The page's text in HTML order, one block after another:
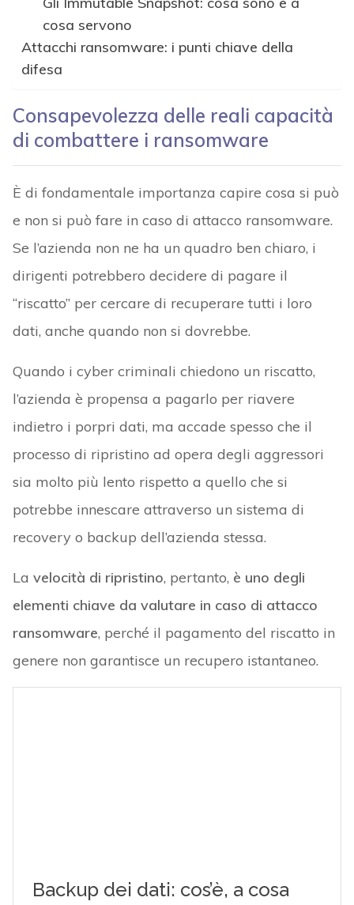
cosa servono
Attacchi ransomware: i punti chiave della
difesa
Consapevolezza delle reali capacità
di combattere i ransomware
È di fondamentale importanza capire cosa si può
e non si può fare in caso di attacco ransomware.
Se l’azienda non ne ha un quadro ben chiaro, i
dirigenti potrebbero decidere di pagare il
“riscatto” per cercare di recuperare tutti i loro
dati, anche quando non si dovrebbe.
Quando i cyber criminali chiedono un riscatto,
l’azienda è propensa a pagarlo per riavere
indietro i porpri dati, ma accade spesso che il
processo di ripristino ad opera degli aggressori
sia molto più lento rispetto a quello che si
potrebbe innescare attraverso un sistema di
recovery o backup dell’azienda stessa.
La velocità di ripristino, pertanto, è uno degli
elementi chiave da valutare in caso di attacco
ransomware, perché il pagamento del riscatto in
genere non garantisce un recupero istantaneo.